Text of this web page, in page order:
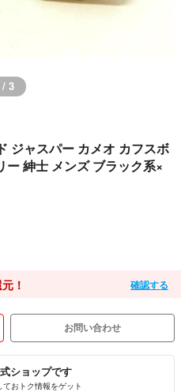
/ 3
ジャスパー カメオ カフスボ
ー 紳士 メンズ ブラック系×
！ 確認する
お問い合わせ
ショップです
おトク情報をゲット